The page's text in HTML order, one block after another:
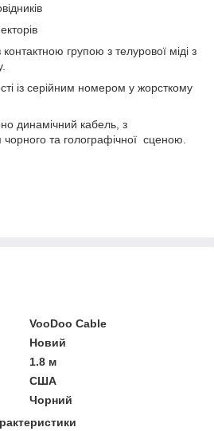
групою з телурової міді з
із серійним номером у жорсткому
динамічний кабель, з
та голографічної сценою.
VooDoo Cable
Новий
1.8 м
США
Чорний